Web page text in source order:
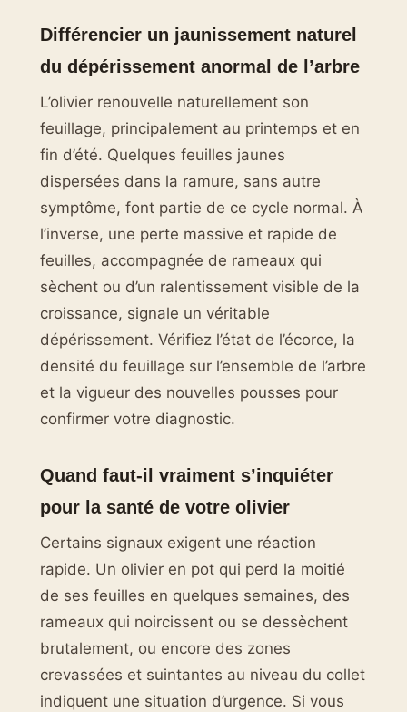
Différencier un jaunissement naturel
du dépérissement anormal de l’arbre
L’olivier renouvelle naturellement son
feuillage, principalement au printemps et en
fin d’été. Quelques feuilles jaunes
dispersées dans la ramure, sans autre
symptôme, font partie de ce cycle normal. À
l’inverse, une perte massive et rapide de
feuilles, accompagnée de rameaux qui
sèchent ou d’un ralentissement visible de la
croissance, signale un véritable
dépérissement. Vérifiez l’état de l’écorce, la
densité du feuillage sur l’ensemble de l’arbre
et la vigueur des nouvelles pousses pour
confirmer votre diagnostic.
Quand faut-il vraiment s’inquiéter
pour la santé de votre olivier
Certains signaux exigent une réaction
rapide. Un olivier en pot qui perd la moitié
de ses feuilles en quelques semaines, des
rameaux qui noircissent ou se dessèchent
brutalement, ou encore des zones
crevassées et suintantes au niveau du collet
indiquent une situation d’urgence. Si vous